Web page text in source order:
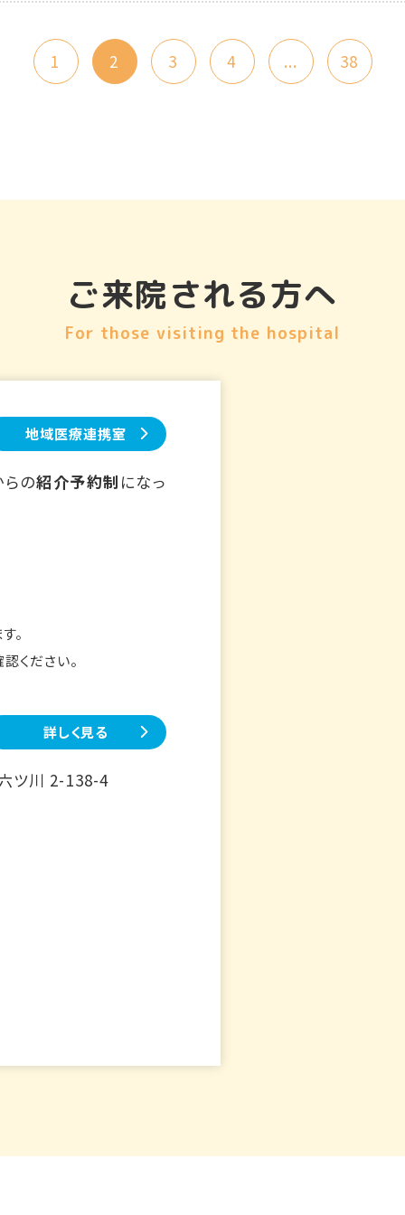
1 2 3 4 ... 38
ご来院される方へ
For those visiting the hospital
地域医療連携室
らの紹介予約制 になっ
。
ください。
詳しく見る
ツ川 2-138-4